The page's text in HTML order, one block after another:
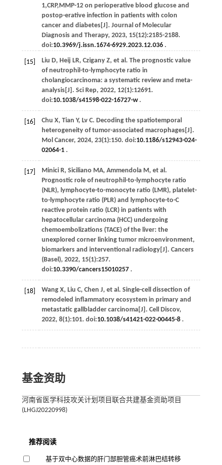
1,CRP,MMP-12 on perioperative blood glucose and
postop-erative infection in patients with colon
cancer and diabetes[J]. Journal of Molecular
Diagnosis and Therapy, 2023, 15(12):2185-2188.
doi:10.3969/j.issn.1674-6929.2023.12.036.
[15] Liu D, Heij LR, Czigany Z, et al . The prognostic value
of neutrophil-to-lymphocyte ratio in
cholangiocarcinoma: a systematic review and meta-
analysis[J]. Sci Rep, 2022, 12(1):12691.
doi:10.1038/s41598-022-16727-w.
[16] Chu X, Tian Y, Lv C. Decoding the spatiotemporal
heterogeneity of tumor-associated macrophages[J].
Mol Cancer, 2024, 23(1):150. doi:10.1186/s12943-024-
02064-1.
[17] Minici R, Siciliano MA, Ammendola M , et al .
Prognostic role of neutrophil-to-lymphocyte ratio
(NLR), lymphocyte-to-monocyte ratio (LMR), platelet-
to-lymphocyte ratio (PLR) and lymphocyte-to-C
reactive protein ratio (LCR) in patients with
hepatocellular carcinoma (HCC) undergoing
chemoembolizations (TACE) of the liver: the
unexplored corner linking tumor microenvironment,
biomarkers and interventional radiology[J]. Cancers
(Basel), 2022, 15(1):257.
doi:10.3390/cancers15010257.
[18] Wang X, Liu C, Chen J, et al . Single-cell dissection of
remodeled inflammatory ecosystem in primary and
metastatic gallbladder carcinoma[J]. Cell Discov,
2022, 8(1):101. doi:10.1038/s41421-022-00445-8.
基金资助
河南省医学科技攻关计划项目联合共建基金资助项目
(LHGJ20220998)